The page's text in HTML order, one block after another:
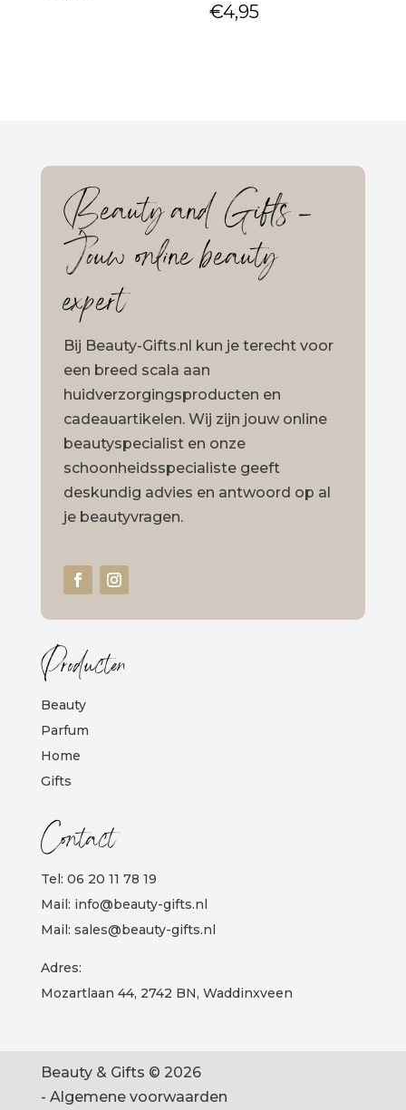
€4,95
Beauty and Gifts –
Jouw online beauty
expert
Bij Beauty-Gifts.nl kun je terecht voor
een breed scala aan
huidverzorgingsproducten en
cadeauartikelen. Wij zijn jouw online
beautyspecialist en onze
schoonheidsspecialiste geeft
deskundig advies en antwoord op al
je beautyvragen.
Producten
Beauty
Parfum
Home
Gifts
Contact
Tel: 06 20 11 78 19
Mail: info@beauty-gifts.nl
Mail: sales@beauty-gifts.nl
Adres:
Mozartlaan 44, 2742 BN, Waddinxveen
Beauty & Gifts © 2026
- Algemene voorwaarden